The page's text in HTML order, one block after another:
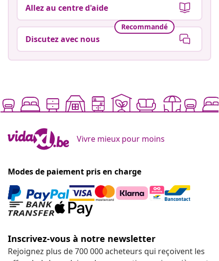
Vivre mieux pour moins
Modes de paiement pris en charge
Rejoignez plus de 700 000 acheteurs qui reçoivent les
offres hebdomadaires, les promotions saisonnières et
Nos comptes de réseaux sociaux
Envoyez une demande de rétractation concernant
votre commande.